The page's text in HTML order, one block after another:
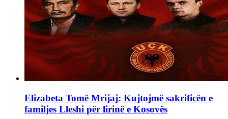
Elizabeta Tomë Mrijaj: Kujtojmë sakrificën e
familjes Lleshi për lirinë e Kosovës